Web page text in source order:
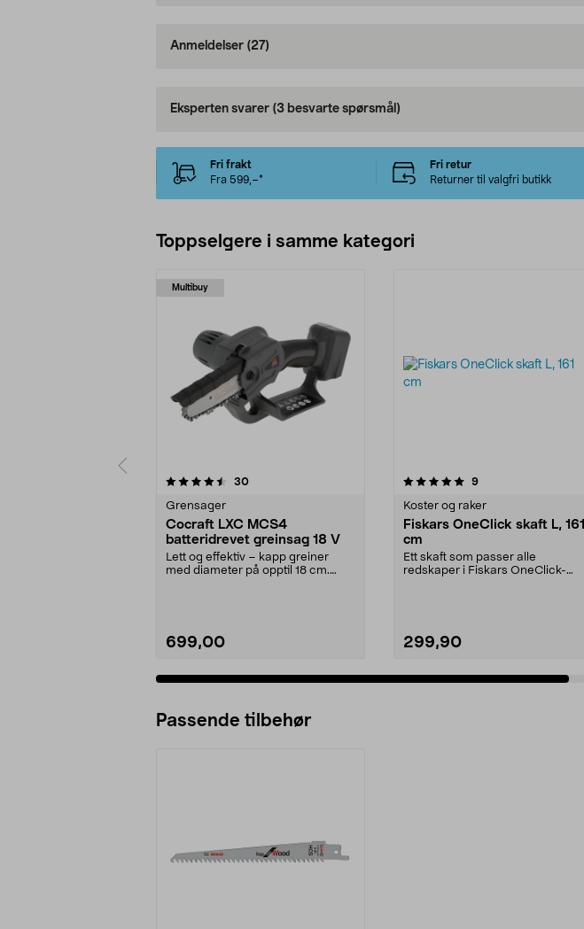
Anmeldelser (27)
Eksperten svarer (3 besvarte spørsmål)
Fri frakt
Fra 599,–*
Fri retur
Returner til valgfri butikk
Toppselgere i samme kategori
Multibuy
30anmeldelser
Grensager
Cocraft LXC MCS4
batteridrevet greinsag 18 V
Lett og effektiv – kapp greiner
med diameter på opptil 18 cm.
699,00
5.0 av 5 stjerner 9anmeldelser
Koster og raker
Fiskars OneClick skaft L, 161
cm
Ett skaft som passer alle
redskaper i Fiskars OneClick-
299,90
4.5 av 5 stjerner
Passende tilbehør